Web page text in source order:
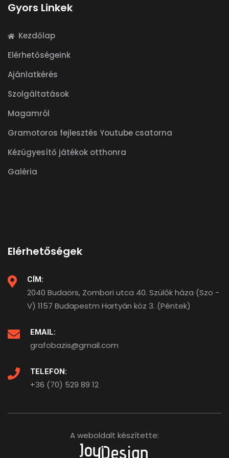
Gyors Linkek
Kezdőlap
Elérhetőségeink
Ajánlatkérés
Szolgáltatások
Magamról
Gramotoros fejlesztés Youtube csatorna
Kézügyesítő játékok otthonra
Galéria
Elérhetőségek
CÍM:
2040 Budaörs, Zombori utca 40. Szülők háza (Szo -
V) 1157 Budapestm Hartyán köz 3. (Péntek)
EMAIL:
grafobazis@gmail.com
TELEFON:
+36 (70) 529 89 12
A weboldalt készítette: